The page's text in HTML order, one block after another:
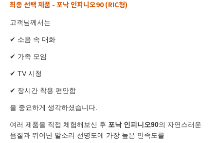
최종 선택 제품 - 포낙 인피니오90 (RIC형)
고객님께서는
✔ 소음 속 대화
✔ 가족 모임
✔ TV 시청
✔ 장시간 착용 편안함
을 중요하게 생각하셨습니다.
여러 제품을 직접 체험해보신 후 포낙 인피니오90의 자연스러운
음질과 뛰어난 말소리 선명도에 가장 높은 만족도를
이름
연락처
센터